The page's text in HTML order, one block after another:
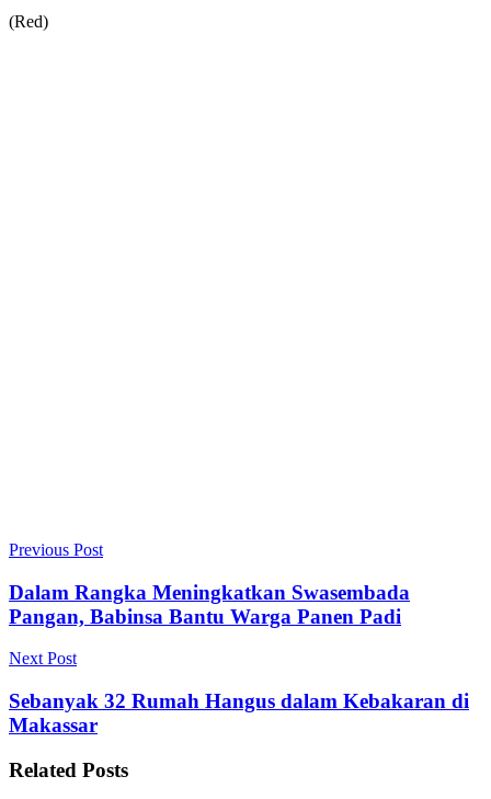
(Red)
Previous Post
Dalam Rangka Meningkatkan Swasembada
Pangan, Babinsa Bantu Warga Panen Padi
Next Post
Sebanyak 32 Rumah Hangus dalam Kebakaran di
Makassar
Related Posts